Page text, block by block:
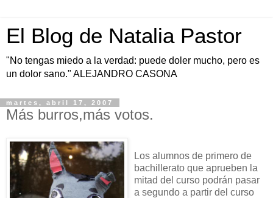
El Blog de Natalia Pastor
"No tengas miedo a la verdad: puede doler mucho, pero es
un dolor sano." ALEJANDRO CASONA
martes, abril 17, 2007
Más burros,más votos.
Los alumnos de primero de
bachillerato que aprueben la
mitad del curso podrán pasar
a segundo a partir del curso